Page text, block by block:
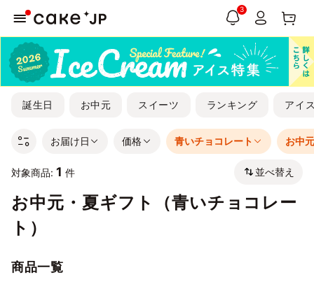
3
誕生日 お中元 スイーツ ランキング アイ
お届け日 価格 青いチョコレート お中
対象商品: 1 件 並べ替え
お中元・夏ギフト（青いチョコレー
ト）
商品一覧